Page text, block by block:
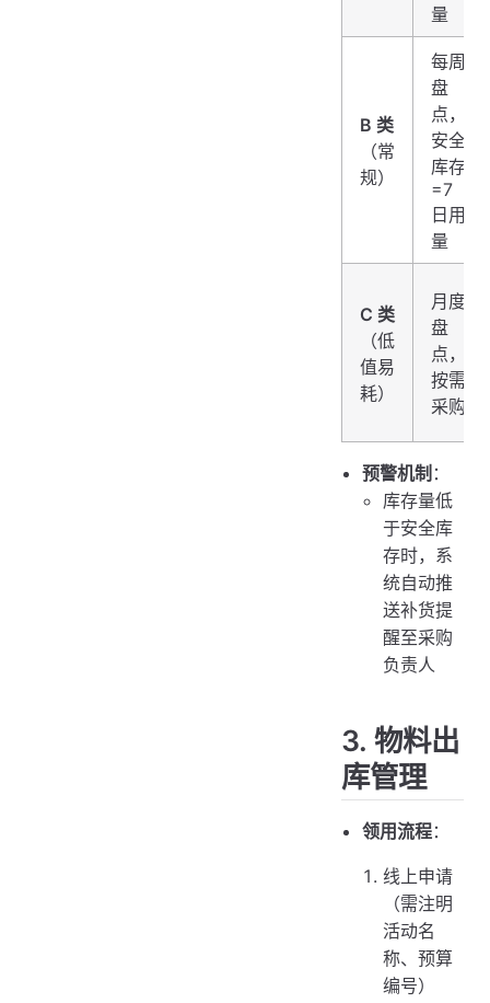
量
B 类
（常
规）
每周
盘
点，
安全
库存
=7
日用
量
C 类
（低
值易
耗）
月度
盘
点，
按需
采购
预警机制 ：
库存量低
于安全库
存时，系
统自动推
送补货提
醒至采购
负责人
3. 物料出
库管理
领用流程：
线上申请
（需注明
活动名
称、预算
编号）